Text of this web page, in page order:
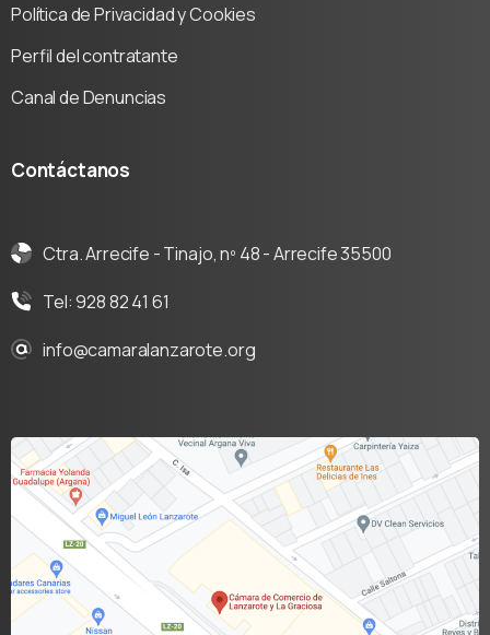
Política de Privacidad y Cookies
Perfil del contratante
Canal de Denuncias
Contáctanos
Ctra. Arrecife - Tinajo, nº 48 - Arrecife 35500
Tel: 928 82 41 61
info@camaralanzarote.org